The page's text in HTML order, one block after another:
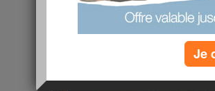
Suis contaminée !!!!
Je